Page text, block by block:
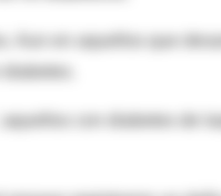
Aun en aquellos que
con diabetes de